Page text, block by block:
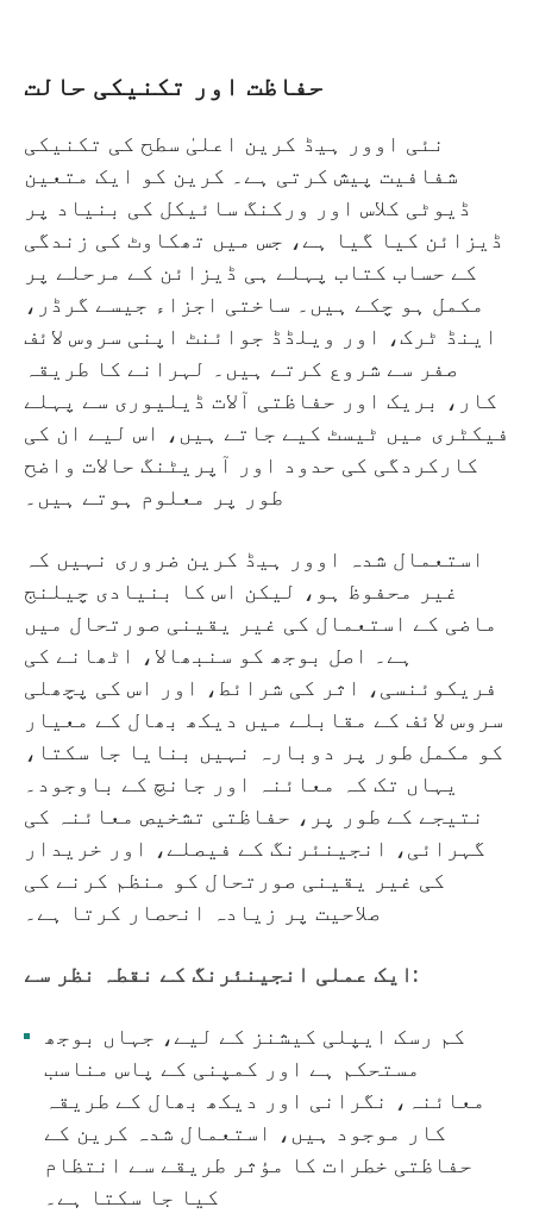
حفاظت اور تکنیکی حالت
نئی اوور ہیڈ کرین اعلیٰ سطح کی تکنیکی
شفافیت پیش کرتی ہے۔ کرین کو ایک متعین
ڈیوٹی کلاس اور ورکنگ سائیکل کی بنیاد پر
ڈیزائن کیا گیا ہے، جس میں تھکاوٹ کی زندگی
کے حساب کتاب پہلے ہی ڈیزائن کے مرحلے پر
مکمل ہو چکے ہیں۔ ساختی اجزاء جیسے گرڈر،
اینڈ ٹرک، اور ویلڈڈ جوائنٹ اپنی سروس لائف
صفر سے شروع کرتے ہیں۔ لہرانے کا طریقہ
کار، بریک اور حفاظتی آلات ڈیلیوری سے پہلے
فیکٹری میں ٹیسٹ کیے جاتے ہیں، اس لیے ان کی
کارکردگی کی حدود اور آپریٹنگ حالات واضح
طور پر معلوم ہوتے ہیں۔
استعمال شدہ اوور ہیڈ کرین ضروری نہیں کہ
غیر محفوظ ہو، لیکن اس کا بنیادی چیلنج
ماضی کے استعمال کی غیر یقینی صورتحال میں
ہے۔ اصل بوجھ کو سنبھالا، اٹھانے کی
فریکوئنسی، اثر کی شرائط، اور اس کی پچھلی
سروس لائف کے مقابلے میں دیکھ بھال کے معیار
کو مکمل طور پر دوبارہ نہیں بنایا جا سکتا،
یہاں تک کہ معائنہ اور جانچ کے باوجود۔
نتیجے کے طور پر، حفاظتی تشخیص معائنہ کی
گہرائی، انجینئرنگ کے فیصلے، اور خریدار
کی غیر یقینی صورتحال کو منظم کرنے کی
صلاحیت پر زیادہ انحصار کرتا ہے۔
ایک عملی انجینئرنگ کے نقطہ نظر سے:
کم رسک ایپلی کیشنز کے لیے، جہاں بوجھ
مستحکم ہے اور کمپنی کے پاس مناسب
معائنہ، نگرانی اور دیکھ بھال کے طریقہ
کار موجود ہیں، استعمال شدہ کرین کے
حفاظتی خطرات کا مؤثر طریقے سے انتظام
کیا جا سکتا ہے۔